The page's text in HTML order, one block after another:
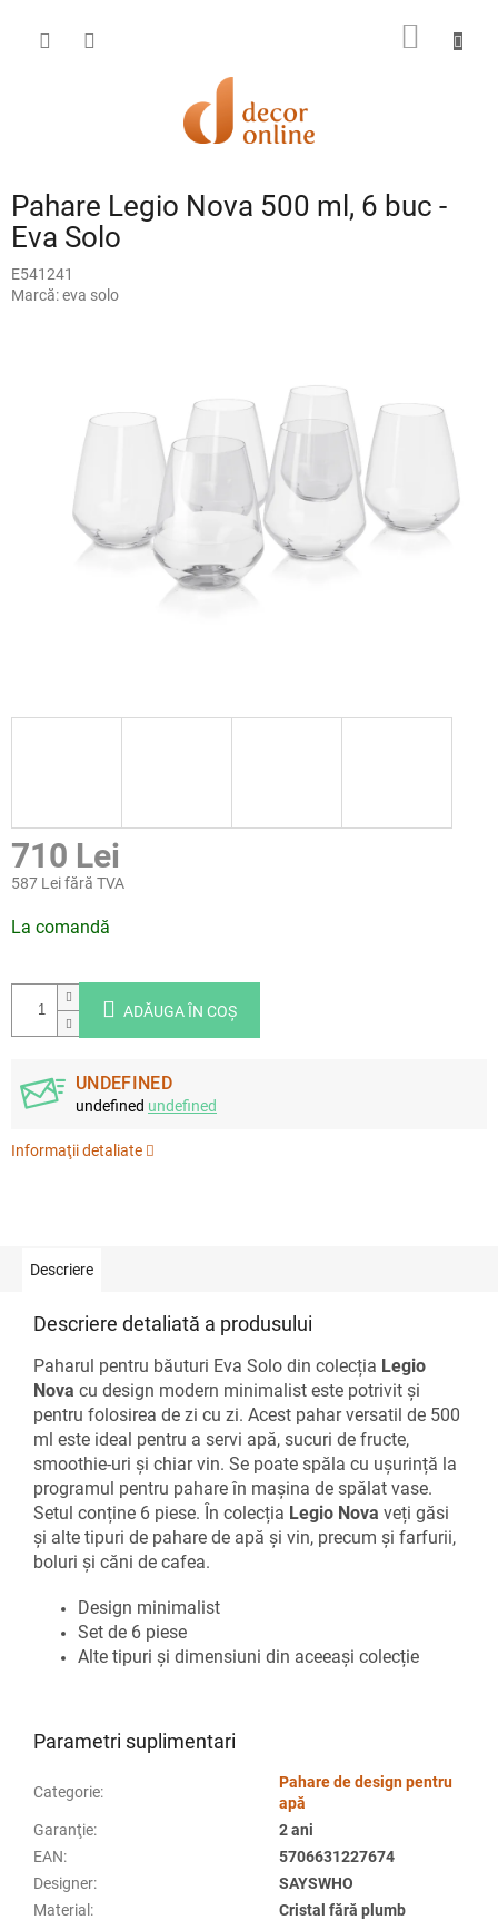
conținut
COŞ
Pahare Legio Nova 500 ml, 6 buc -
Eva Solo
E541241
Marcă:eva solo
710 Lei
587 Lei fără TVA
preţ:
La comandă
ADĂUGA ÎN COŞ
UNDEFINED
undefined undefined
Informaţii detaliate
Descriere
Descriere detaliată a produsului
Paharul pentru băuturi Eva Solo din colecția Legio
Nova cu design modern minimalist este potrivit și
pentru folosirea de zi cu zi. Acest pahar versatil de 500
ml este ideal pentru a servi apă, sucuri de fructe,
smoothie-uri și chiar vin. Se poate spăla cu ușurință la
programul pentru pahare în mașina de spălat vase.
Setul conține 6 piese. În colecția Legio Nova veți găsi
și alte tipuri de pahare de apă și vin, precum și farfurii,
boluri și căni de cafea.
Design minimalist
Set de 6 piese
Alte tipuri și dimensiuni din aceeași colecție
Parametri suplimentari
Categorie:
Pahare de design pentru
apă
Garanţie:
2 ani
EAN:
5706631227674
Designer:
SAYSWHO
Material :
Cristal fără plumb